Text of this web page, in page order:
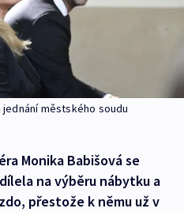
městského soudu
Monika Babišová se
na výběru nábytku a
přestože k němu už v